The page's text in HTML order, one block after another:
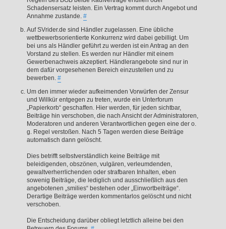
Schadensersatz leisten. Ein Vertrag kommt durch Angebot und
Annahme zustande. #
Auf SVrider.de sind Händler zugelassen. Eine übliche
wettbewerbsorientierte Konkurrenz wird dabei gebilligt. Um
bei uns als Händler geführt zu werden ist ein Antrag an den
Vorstand zu stellen. Es werden nur Händler mit einem
Gewerbenachweis akzeptiert. Händlerangebote sind nur in
dem dafür vorgesehenen Bereich einzustellen und zu
bewerben. #
Um den immer wieder aufkeimenden Vorwürfen der Zensur
und Willkür entgegen zu treten, wurde ein Unterforum
„Papierkorb“ geschaffen. Hier werden, für jeden sichtbar,
Beiträge hin verschoben, die nach Ansicht der Administratoren,
Moderatoren und anderen Verantwortlichen gegen eine der o.
g. Regel verstoßen. Nach 5 Tagen werden diese Beiträge
automatisch dann gelöscht.
Dies betrifft selbstverständlich keine Beiträge mit
beleidigenden, obszönen, vulgären, verleumdenden,
gewaltverherrlichenden oder strafbaren Inhalten, eben
sowenig Beiträge, die lediglich und ausschließlich aus den
angebotenen „smilies“ bestehen oder „Einwortbeiträge“.
Derartige Beiträge werden kommentarlos gelöscht und nicht
verschoben.
Die Entscheidung darüber obliegt letztlich alleine bei den